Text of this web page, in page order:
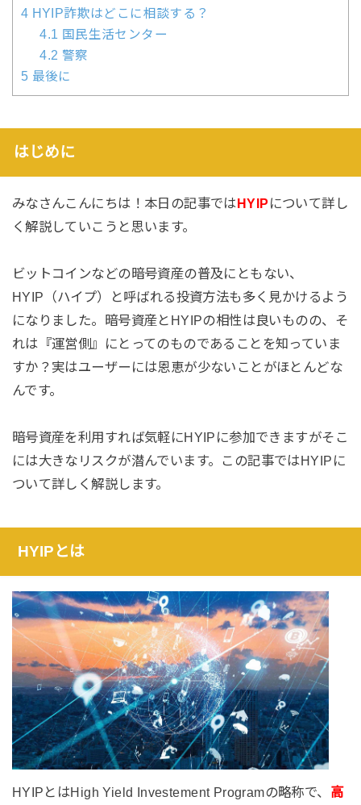
4 HYIP詐欺はどこに相談する？
4.1 国民生活センター
4.2 警察
5 最後に
はじめに
みなさんこんにちは！本日の記事ではHYIP について詳し
く解説していこうと思います。
ビットコインなどの暗号資産の普及にともない、
HYIP（ハイプ）と呼ばれる投資方法も多く見かけるよう
になりました。暗号資産とHYIPの相性は良いものの、そ
れは『運営側』にとってのものであることを知っていま
すか？実はユーザーには恩恵が少ないことがほとんどな
んです。
暗号資産を利用すれば気軽にHYIPに参加できますがそこ
には大きなリスクが潜んでいます。この記事ではHYIPに
ついて詳しく解説します。
HYIPとは
HYIPとはHigh Yield Investement Programの略称で、 高